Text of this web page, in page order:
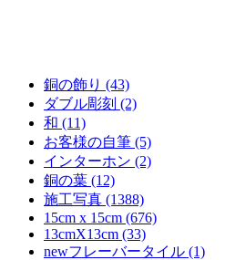
銅の飾り (43)
ダブル彫刻 (2)
和 (11)
お客様の自筆 (5)
インターホン (2)
銅の葉 (12)
施工写真 (1388)
15cm x 15cm (676)
13cmX13cm (33)
newフレーバータイル (1)